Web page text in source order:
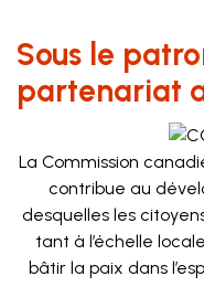
Sous le
partenariat
La Commission
contribue au
desquelles les
tant à l’échelle
bâtir la paix dans